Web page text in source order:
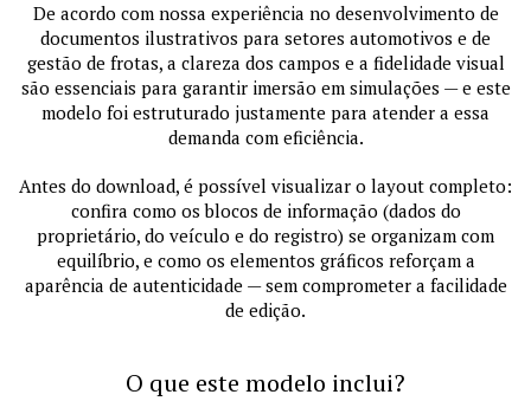
De acordo com nossa experiência no desenvolvimento de
documentos ilustrativos para setores automotivos e de
gestão de frotas, a clareza dos campos e a fidelidade visual
são essenciais para garantir imersão em simulações — e este
modelo foi estruturado justamente para atender a essa
demanda com eficiência.
Antes do download, é possível visualizar o layout completo:
confira como os blocos de informação (dados do
proprietário, do veículo e do registro) se organizam com
equilíbrio, e como os elementos gráficos reforçam a
aparência de autenticidade — sem comprometer a facilidade
de edição.
O que este modelo inclui?